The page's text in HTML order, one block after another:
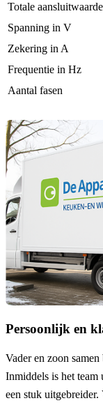
Totale
Spanning in V
Zekering in A
Frequentie in Hz
Aantal fasen
Persoonlijk en
Vader en zoon
Inmiddels is het team
een stuk